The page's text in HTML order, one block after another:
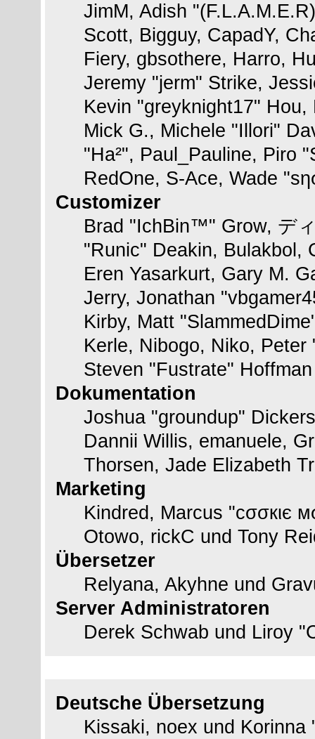
JimM, Adish
Scott, Bigguy, CapadY,
Fiery, gbsothere, Harro,
Jeremy "jerm" Strike,
Kevin "greyknight17"
Mick G., Michele "Illori"
"Ha²", Paul_Pauline, Piro
RedOne, S-Ace, Wade
Customizer
Brad "IchBin™" Grow, デ
"Runic" Deakin, Bulakbol,
Eren Yasarkurt, Gary M.
Jerry, Jonathan
Kirby, Matt
Kerle, Nibogo, Niko,
Steven "Fustrate"
Dokumentation
Joshua "groundup"
Dannii Willis, emanuele,
Thorsen, Jade Elizabeth
Marketing
Kindred, Marcus "cσσкιє
Otowo, rickC und Tony
Übersetzer
Relyana, Akyhne und
Server Administratoren
Derek Schwab und Liroy
Deutsche Übersetzung
Kissaki, noex und Korinna